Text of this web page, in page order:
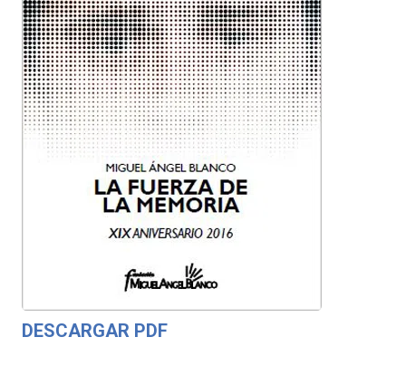
DESCARGAR PDF